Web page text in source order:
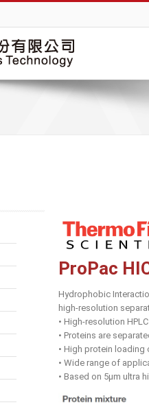
ProPac
Hydrophobic
high-resolution
• High-resolution
• Proteins are
• High protein
• Wide range of
• Based on 5μm ultra